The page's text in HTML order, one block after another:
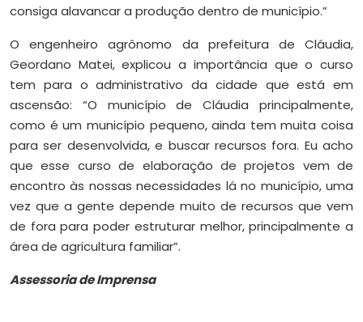
consiga alavancar a produção dentro de município.”
O engenheiro agrônomo da prefeitura de Cláudia,
Geordano Matei, explicou a importância que o curso
tem para o administrativo da cidade que está em
ascensão: “O município de Cláudia principalmente,
como é um município pequeno, ainda tem muita coisa
para ser desenvolvida, e buscar recursos fora. Eu acho
que esse curso de elaboração de projetos vem de
encontro às nossas necessidades lá no município, uma
vez que a gente depende muito de recursos que vem
de fora para poder estruturar melhor, principalmente a
área de agricultura familiar”.
Assessoria de Imprensa